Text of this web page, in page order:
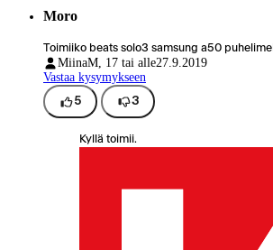
Moro
Toimiiko beats solo3 samsung a50 puhelimel
MiinaM, 17 tai alle27.9.2019
Vastaa kysymykseen
5 3
Kyllä toimii.